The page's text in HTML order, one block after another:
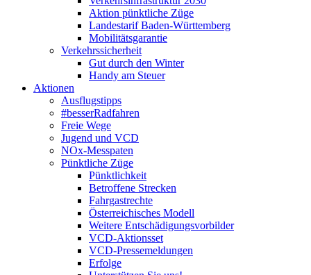
Aktion pünktliche Züge
Landestarif Baden-Württemberg
Mobilitätsgarantie
Verkehrssicherheit
Gut durch den Winter
Handy am Steuer
Aktionen
Ausflugstipps
#besserRadfahren
Freie Wege
Jugend und VCD
NOx-Messpaten
Pünktliche Züge
Pünktlichkeit
Betroffene Strecken
Fahrgastrechte
Österreichisches Modell
Weitere Entschädigungsvorbilder
VCD-Aktionsset
VCD-Pressemeldungen
Erfolge